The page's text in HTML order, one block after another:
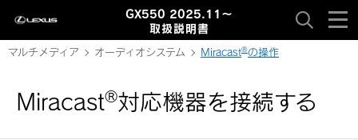
GX550 2025.11～
取扱説明書
マルチメディア オーディオシステム Miracast‍®の操作
Miracast‍®対応機器を接続する